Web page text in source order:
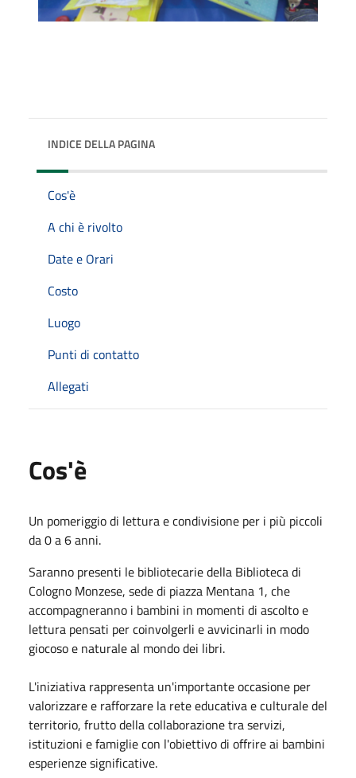
INDICE DELLA PAGINA
Cos'è
A chi è rivolto
Date e Orari
Costo
Luogo
Punti di contatto
Allegati
Cos'è
Un pomeriggio di lettura e condivisione per i più piccoli
da 0 a 6 anni.
Saranno presenti le bibliotecarie della Biblioteca di
Cologno Monzese, sede di piazza Mentana 1, che
accompagneranno i bambini in momenti di ascolto e
lettura pensati per coinvolgerli e avvicinarli in modo
giocoso e naturale al mondo dei libri.
L'iniziativa rappresenta un'importante occasione per
valorizzare e rafforzare la rete educativa e culturale del
territorio, frutto della collaborazione tra servizi,
istituzioni e famiglie con l'obiettivo di offrire ai bambini
esperienze significative.